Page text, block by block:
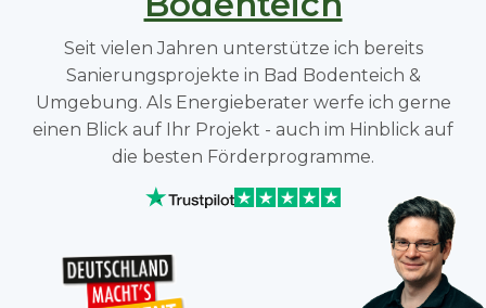
Seit vielen Jahren unterstütze ich bereits
Sanierungsprojekte in Bad Bodenteich &
Umgebung. Als Energieberater werfe ich gerne
einen Blick auf Ihr Projekt - auch im Hinblick auf
die besten Förderprogramme.